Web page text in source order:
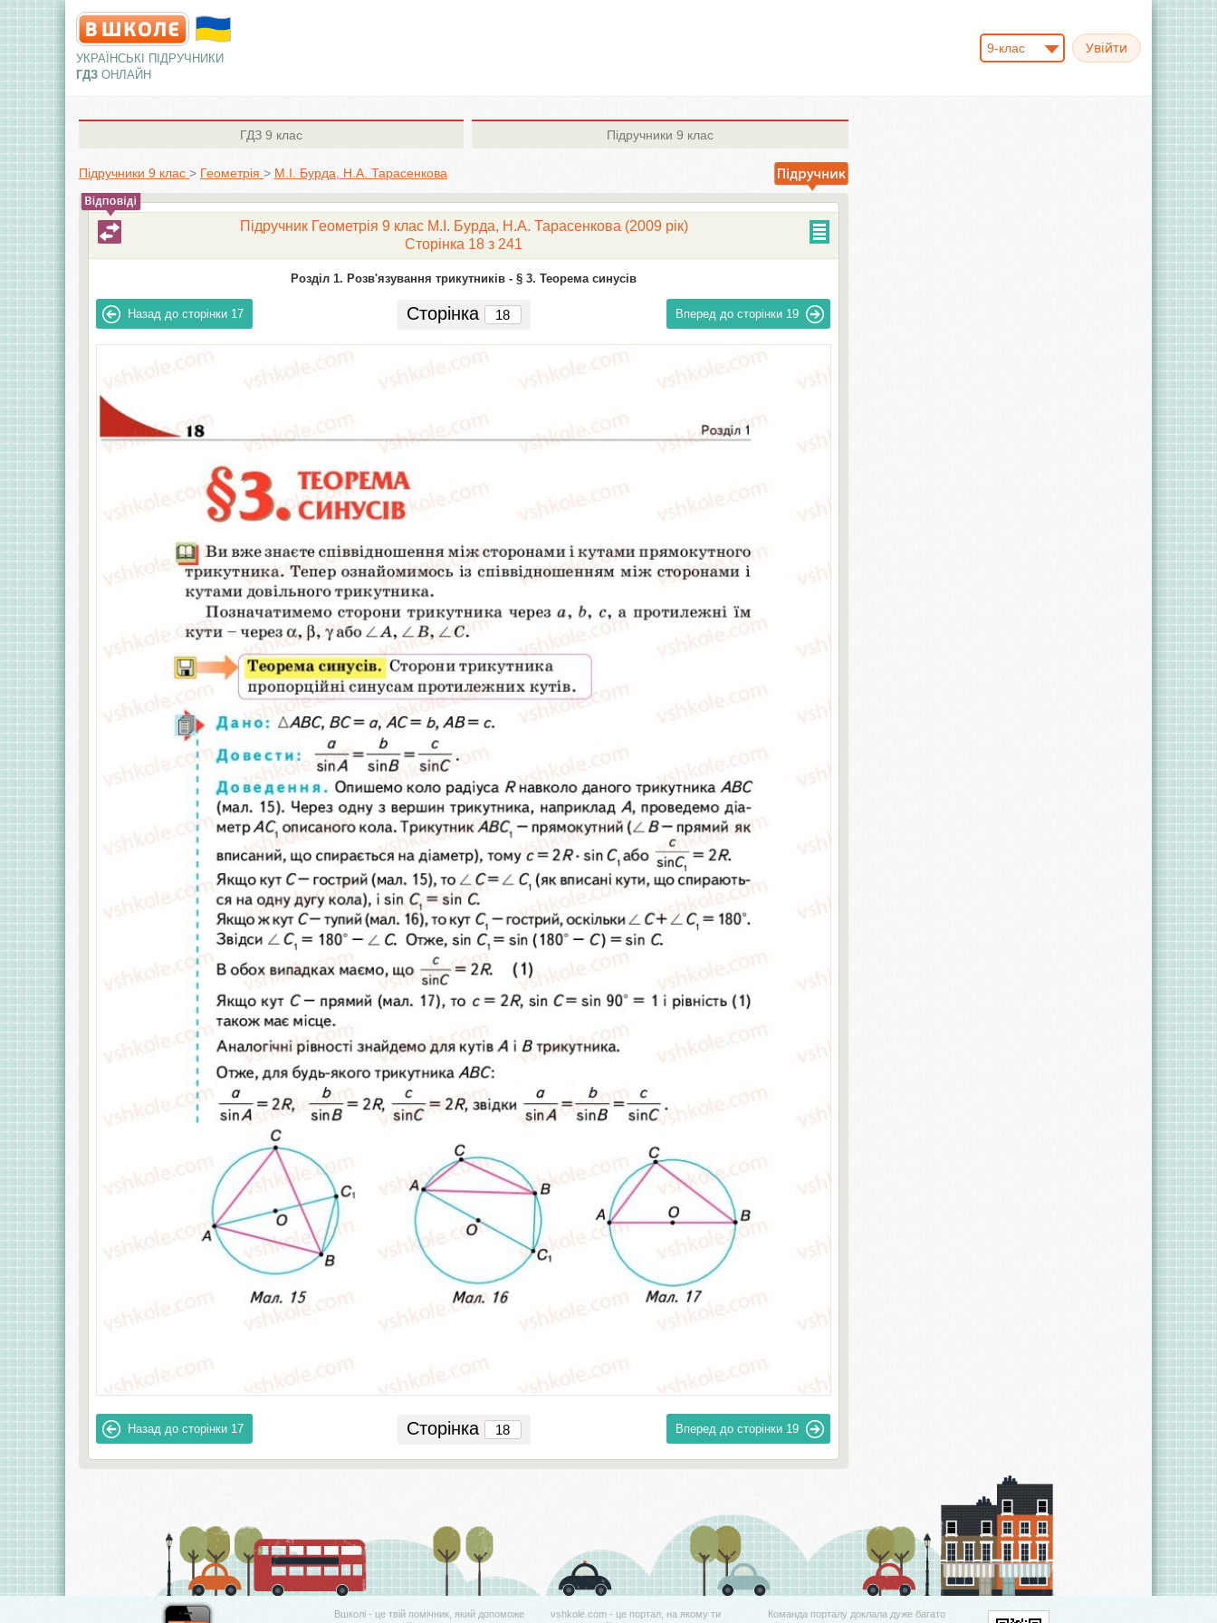
УКРАЇНСЬКІ ПІДРУЧНИКИ
ГДЗ ОНЛАЙН
9-клас
ГДЗ 9 клас Підручники 9 клас
Підручники 9 клас > Геометрія > М.І. Бурда, Н.А. Тарасенкова
Підручник Геометрія 9 клас М.І. Бурда, Н.А. Тарасенкова (2009 рік)
Сторінка 18 з 241
Розділ 1. Розв'язування трикутників - § 3. Теорема синусів
Назад до сторінки 17 Сторінка Вперед до сторінки 19
Назад до сторінки 17 Сторінка Вперед до сторінки 19
Вшколі - це твій помічник, який допоможе
vshkole.com - це портал, на якому ти
Команда порталу доклала дуже багато